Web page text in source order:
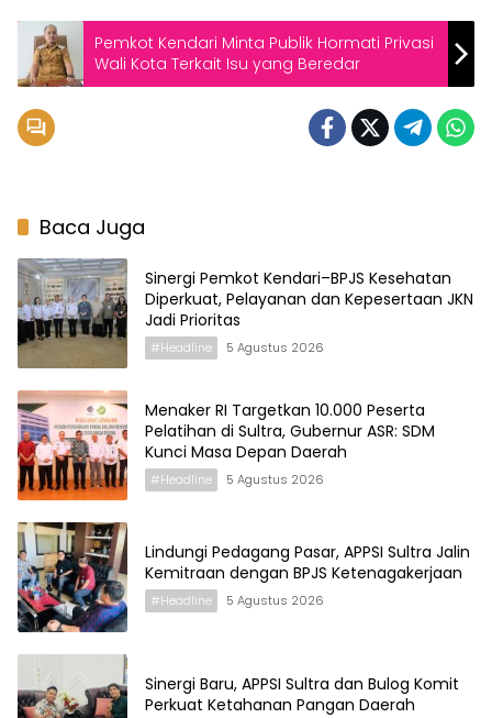
Pemkot Kendari Minta Publik Hormati Privasi
Wali Kota Terkait Isu yang Beredar
Baca Juga
Sinergi Pemkot Kendari–BPJS Kesehatan
Diperkuat, Pelayanan dan Kepesertaan JKN
Jadi Prioritas
#Headline 5 Agustus 2026
Menaker RI Targetkan 10.000 Peserta
Pelatihan di Sultra, Gubernur ASR: SDM
Kunci Masa Depan Daerah
#Headline 5 Agustus 2026
Lindungi Pedagang Pasar, APPSI Sultra Jalin
Kemitraan dengan BPJS Ketenagakerjaan
#Headline 5 Agustus 2026
Sinergi Baru, APPSI Sultra dan Bulog Komit
Perkuat Ketahanan Pangan Daerah